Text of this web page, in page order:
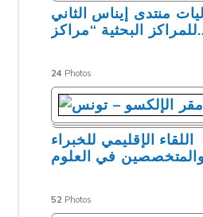
منتدى إيناس الثاني
للمراكز البحثية “مراكز
24 Photos
اللقاء الإقليمي للخبراء
والمتخصصين في العلوم
52 Photos